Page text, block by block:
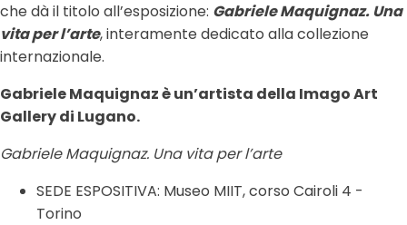
che dà il titolo all’esposizione: Gabriele Maquignaz. Una
vita per l’arte, interamente dedicato alla collezione
internazionale.
Gabriele Maquignaz è un’artista della Imago Art
Gallery di Lugano.
Gabriele Maquignaz. Una vita per l’arte
SEDE ESPOSITIVA: Museo MIIT, corso Cairoli 4 -
Torino